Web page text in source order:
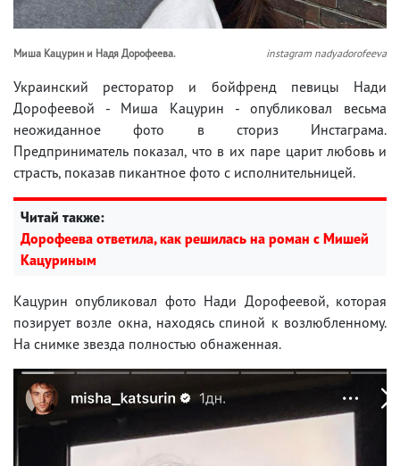
Миша Кацурин и Надя Дорофеева. instagram nadyadorofeeva
Украинский ресторатор и бойфренд певицы Нади
Дорофеевой - Миша Кацурин - опубликовал весьма
неожиданное фото в сториз Инстаграма.
Предприниматель показал, что в их паре царит любовь и
страсть, показав пикантное фото с исполнительницей.
Читай также:
Дорофеева ответила, как решилась на роман с Мишей
Кацуриным
Кацурин опубликовал фото Нади Дорофеевой, которая
позирует возле окна, находясь спиной к возлюбленному.
На снимке звезда полностью обнаженная.